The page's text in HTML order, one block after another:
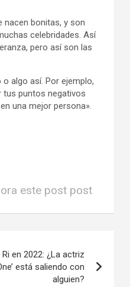
nacen bonitas, y son
celebridades. Así
pero así son las
algo así. Por ejemplo,
tus puntos negativos
una mejor persona».
este post post
en 2022: ¿La actriz
está saliendo con
alguien?